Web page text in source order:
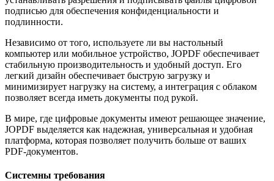
подписью для обеспечения конфиденциальности и
подлинности.
Независимо от того, используете ли вы настольный
компьютер или мобильное устройство, JOPDF обеспечивает
стабильную производительность и удобный доступ. Его
легкий дизайн обеспечивает быструю загрузку и
минимизирует нагрузку на систему, а интеграция с облаком
позволяет всегда иметь документы под рукой.
В мире, где цифровые документы имеют решающее значение,
JOPDF выделяется как надежная, универсальная и удобная
платформа, которая позволяет получить больше от ваших
PDF-документов.
Системны требования